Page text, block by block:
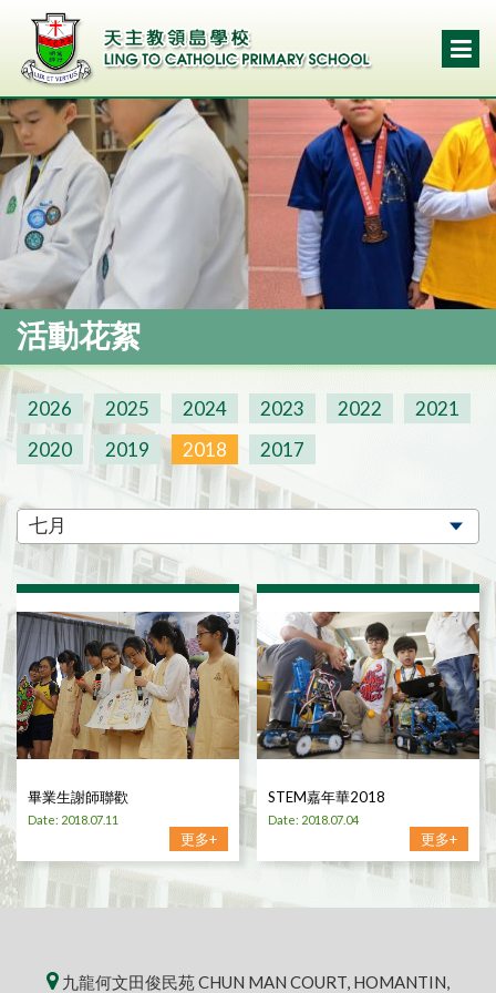
活動花絮
2026 2025 2024 2023 2022
2021
2020
2019 2018 2017
畢業生謝師聯歡
Date: 2018.07.11
更多+
STEM嘉年華2018
Date: 2018.07.04
更多+
九龍何文田俊民苑 CHUN MAN COURT, HOMANTIN,